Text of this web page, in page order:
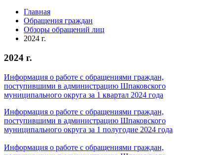
Главная
Обращения граждан
Обзоры обращений лиц
2024 г.
2024 г.
Информация о работе с обращениями граждан,
поступившими в администрацию Шпаковского
муниципального округа за 1 квартал 2024 года
Информация о работе с обращениями граждан,
поступившими в администрацию Шпаковского
муниципального округа за 1 полугодие 2024 года
Информация о работе с обращениями граждан,